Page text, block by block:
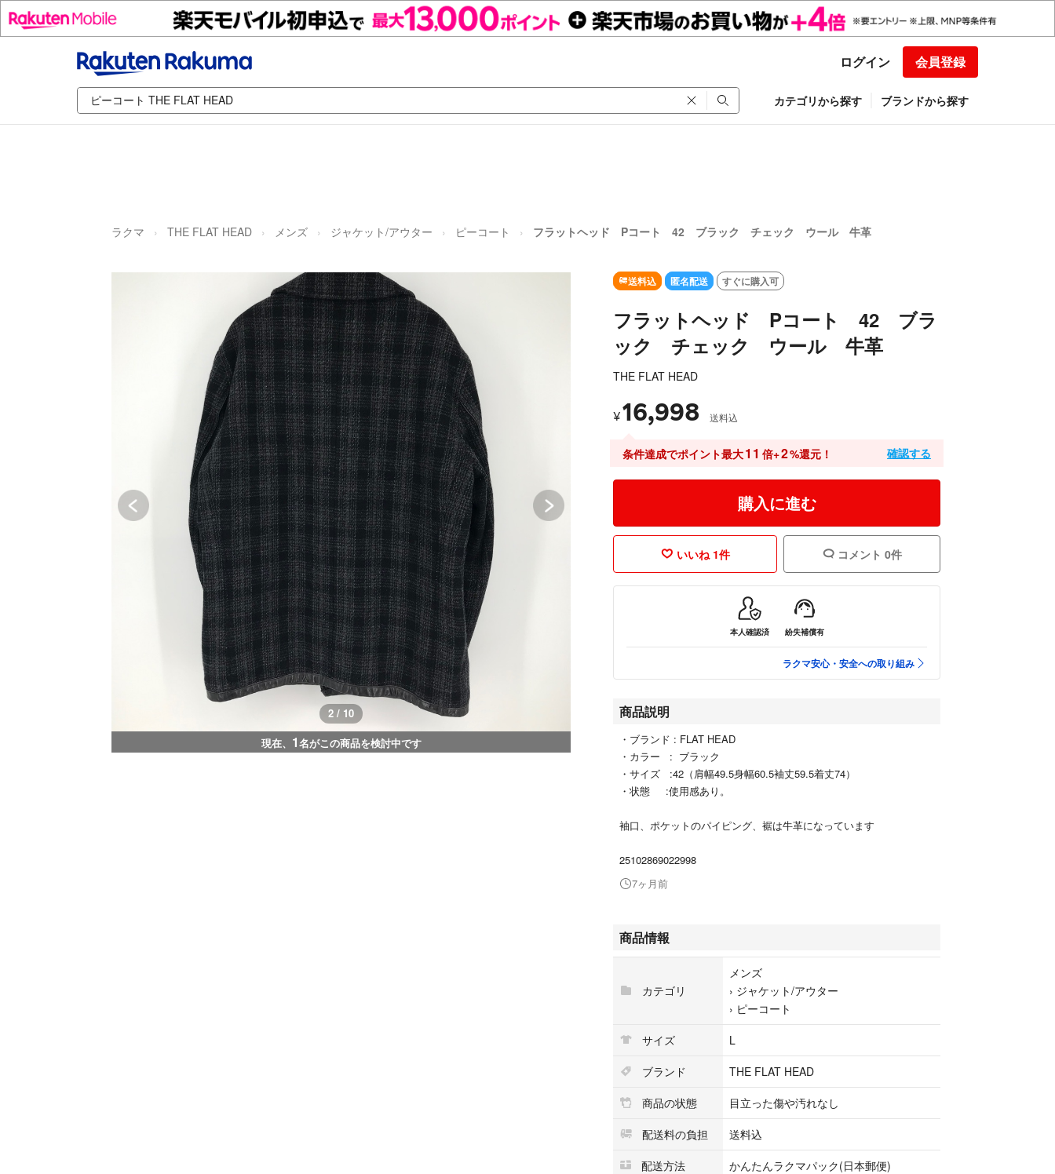
ログイン 会員登録
カテゴリから探す ブランドから探す
ラクマ THE FLAT HEAD メンズ ジャケット/アウター ピーコート フラットヘッド Pコート 42 ブラック チェック ウール 牛革
2 / 10
現在、 1名がこの商品を検討中です
送料込 匿名配送 すぐに購入可
フラットヘッド Pコート 42 ブラ
ック チェック ウール 牛革
THE FLAT HEAD
¥16,998 送料込
条件達成でポイント最大11 倍+2%還元！ 確認する
購入に進む
いいね 1件 コメント 0件
本人確認済 紛失補償有
ラクマ安心・安全への取り組み
商品説明
・ブランド : FLAT HEAD
・カラー : ブラック
・サイズ :42（肩幅49.5身幅60.5袖丈59.5着丈74）
・状態 :使用感あり。
袖口、ポケットのパイピング、裾は牛革になっています
25102869022998
7ヶ月前
商品情報
カテゴリ
メンズ
› ジャケット/アウター
› ピーコート
サイズ
L
ブランド
THE FLAT HEAD
商品の状態
目立った傷や汚れなし
配送料の負担
送料込
配送方法
かんたんラクマパック(日本郵便)